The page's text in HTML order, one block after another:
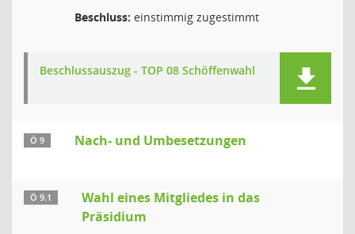
Beschluss: einstimmig zugestimmt
Beschlussauszug - TOP 08 Schöffenwahl
Ö 9 Nach- und Umbesetzungen
Ö 9.1
Wahl eines Mitgliedes in das
Präsidium